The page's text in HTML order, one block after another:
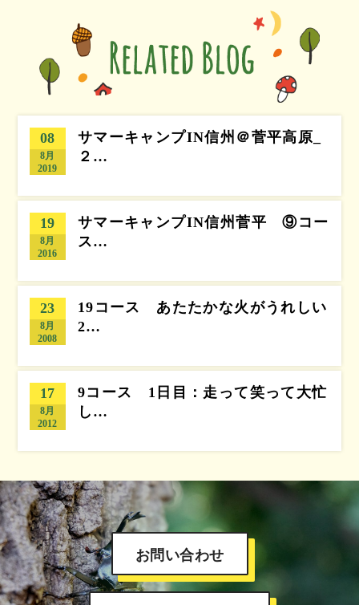
08
8月
2019
サマーキャンプIN信州＠菅平高原_
２…
19
8月
2016
サマーキャンプIN信州菅平 ⑨コー
ス…
23
8月
2008
19コース あたたかな火がうれしい
2…
17
8月
2012
9コース 1日目：走って笑って大忙
し…
お問い合わせ